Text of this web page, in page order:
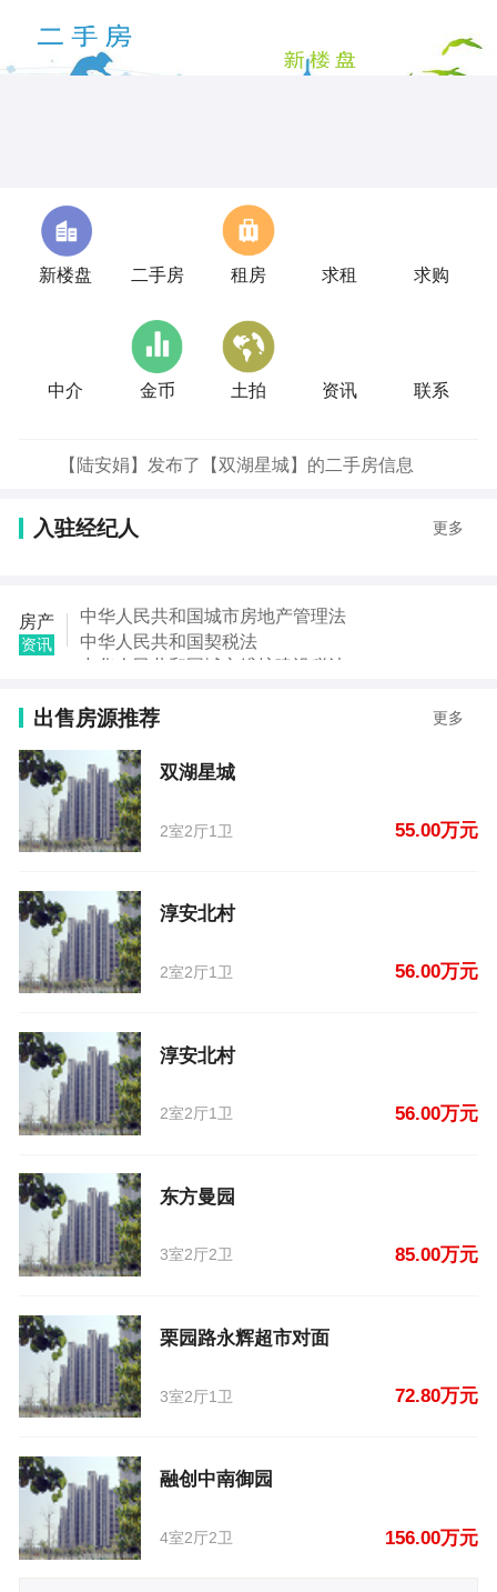
新楼盘 二手房 租房 求租 求购
中介 金币 土拍 资讯 联系
【陆安娟】发布了【双湖星城】的二手房信息
【刘芝】发布了【淳安北村】的二手房信息
【书江南苑】发布了【东方曼园】的二手房信息
【陆安娟】发布了【双湖星城】的租房信息
【刘芝】发布了【淳安北村】的租房信息
【桑海博】发布了【窗口朝二中】的租房信息
【许永生】发布了【汽摩城】的租房信息
入驻经纪人 更多
房产
资讯
中华人民共和国城市房地产管理法
中华人民共和国契税法
中华人民共和国城市维护建设税法
中华人民共和国城乡规划法
中华人民共和国继承法
中华人民共和国税收征收管理法
出售房源推荐 更多
双湖星城
2室2厅1卫 55.00万元
淳安北村
2室2厅1卫 56.00万元
淳安北村
2室2厅1卫 56.00万元
东方曼园
3室2厅2卫 85.00万元
栗园路永辉超市对面
3室2厅1卫 72.80万元
融创中南御园
4室2厅2卫 156.00万元